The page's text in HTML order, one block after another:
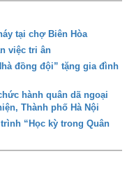
tại chợ Biên Hòa
việc tri ân
đồng đội” tặng gia đình
hành quân dã ngoại
Thành phố Hà Nội
“Học kỳ trong Quân